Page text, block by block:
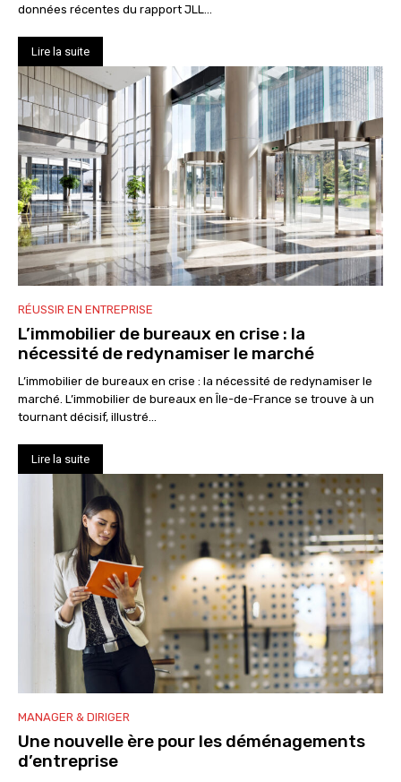
données récentes du rapport JLL...
Lire la suite
RÉUSSIR EN ENTREPRISE
L’immobilier de bureaux en crise : la
nécessité de redynamiser le marché
L’immobilier de bureaux en crise : la nécessité de redynamiser le
marché. L’immobilier de bureaux en Île-de-France se trouve à un
tournant décisif, illustré...
Lire la suite
MANAGER & DIRIGER
Une nouvelle ère pour les déménagements
d’entreprise